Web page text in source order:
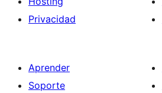
Privacidad
Aprender
Soporte